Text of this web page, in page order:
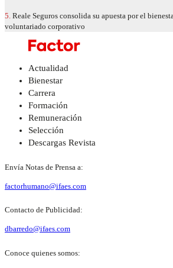
5. Reale Seguros consolida su apuesta por el
voluntariado corporativo
Actualidad
Bienestar
Carrera
Formación
Remuneración
Selección
Descargas Revista
Envía Notas de Prensa a:
factorhumano@ifaes.com
Contacto de Publicidad:
dbarredo@ifaes.com
Conoce quienes somos: